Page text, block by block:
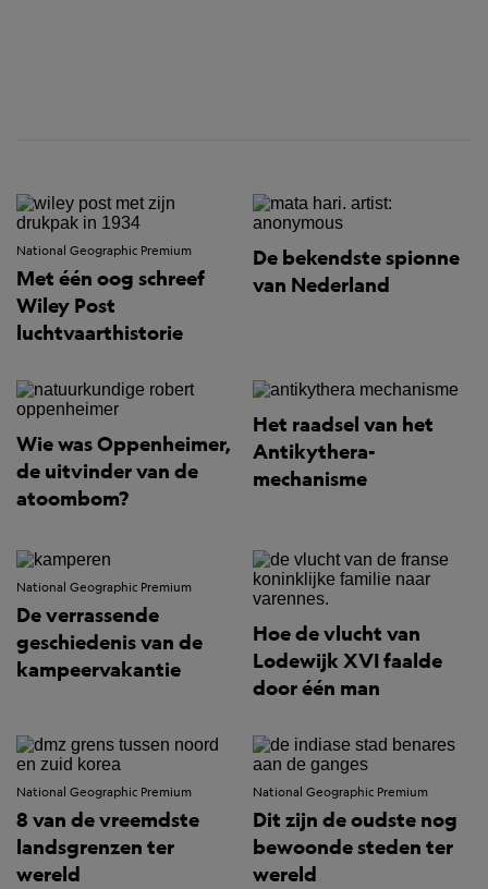
National Geographic Premium
Met één oog schreef
Wiley Post
luchtvaarthistorie
De bekendste spionne
van Nederland
Wie was Oppenheimer,
de uitvinder van de
atoombom?
Het raadsel van het
Antikythera-
mechanisme
National Geographic Premium
De verrassende
geschiedenis van de
kampeervakantie
Hoe de vlucht van
Lodewijk XVI faalde
door één man
National Geographic Premium
8 van de vreemdste
landsgrenzen ter
wereld
National Geographic Premium
Dit zijn de oudste nog
bewoonde steden ter
wereld